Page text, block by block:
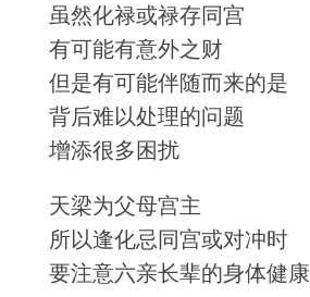
虽然化禄或禄存同宫
有可能有意外之财
但是有可能伴随而来的是
背后难以处理的问题
增添很多困扰
天梁为父母宫主
所以逢化忌同宫或对冲时
要注意六亲长辈的身体健康